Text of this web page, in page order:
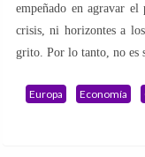
empeñado en agravar
crisis, ni horizontes a
grito. Por lo tanto, no es
Europa Economía